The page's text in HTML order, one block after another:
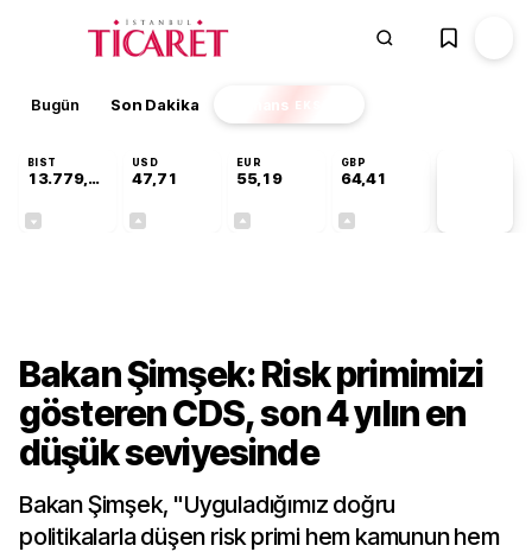
Bugün Son Dakika Finans EKSTRA
BIST
13.779,39
USD
47,71
EUR
55,19
GBP
64,41
Bakan Şimşek: Risk primimizi
gösteren CDS, son 4 yılın en
düşük seviyesinde
Bakan Şimşek, "Uyguladığımız doğru
politikalarla düşen risk primi hem kamunun hem